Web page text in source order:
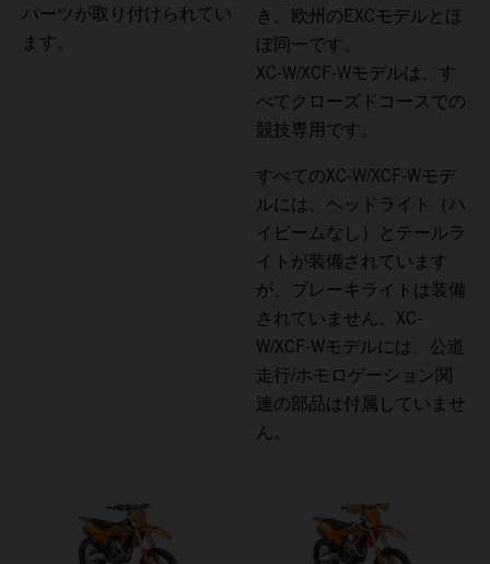
パーツが取り付けられてい
ます。
き、欧州のEXCモデルとほ
ぼ同一です。
XC-W/XCF-Wモデルは、す
べてクローズドコースでの
競技専用です。
すべてのXC-W/XCF-Wモデ
ルには、ヘッドライト（ハ
イビームなし）とテールラ
イトが装備されています
が、ブレーキライトは装備
されていません。XC-
W/XCF-Wモデルには、公道
走行/ホモロゲーション関
連の部品は付属していませ
ん。